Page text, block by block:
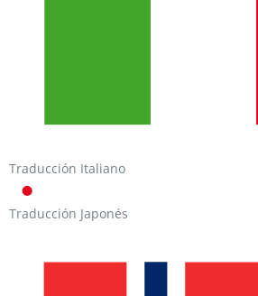
Traducción Italiano
Traducción Japonés